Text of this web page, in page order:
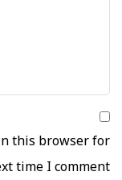
this browser for
time I comment.